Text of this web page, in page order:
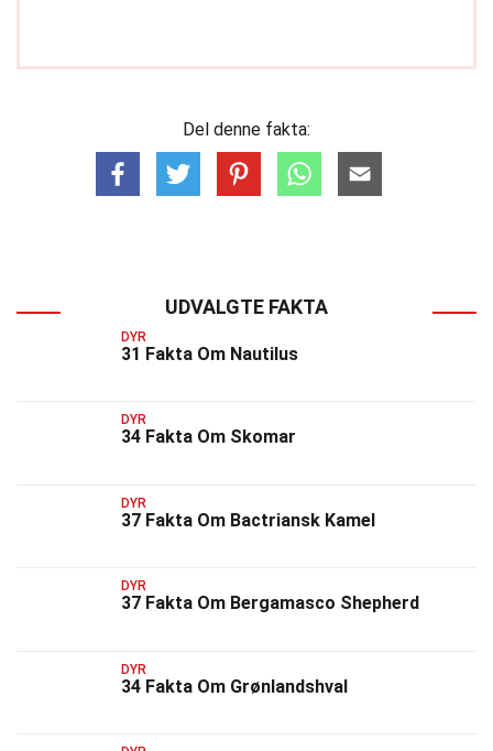
Del denne fakta:
UDVALGTE FAKTA
DYR
31 Fakta Om Nautilus
DYR
34 Fakta Om Skomar
DYR
37 Fakta Om Bactriansk Kamel
DYR
37 Fakta Om Bergamasco Shepherd
DYR
34 Fakta Om Grønlandshval